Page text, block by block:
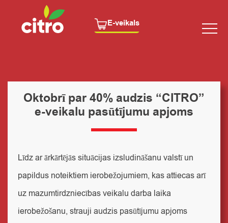
E-veikals
Oktobrī par 40% audzis “CITRO”
e-veikalu pasūtījumu apjoms
Līdz ar ārkārtējās situācijas izsludināšanu valstī un
papildus noteiktiem ierobežojumiem, kas attiecas arī
uz mazumtirdzniecības veikalu darba laika
ierobežošanu, strauji audzis pasūtījumu apjoms